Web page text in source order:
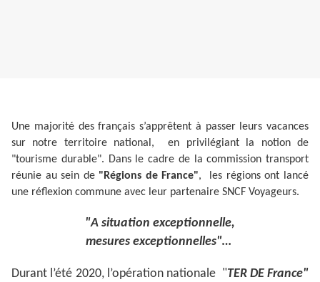
Une majorité des français s’apprêtent à passer leurs vacances
sur notre territoire national, en privilégiant la notion de
"tourisme durable". Dans le cadre de la commission transport
réunie au sein de "Régions de France", les régions ont lancé
une réflexion commune avec leur partenaire SNCF Voyageurs.
"A situation exceptionnelle,
mesures exceptionnelles"…
Durant l’été 2020, l’opération nationale "TER DE France"